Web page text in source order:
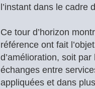
l’instant dans le cadre
Ce tour d’horizon
référence ont fait
d’amélioration, soit
échanges entre
appliquées et dans